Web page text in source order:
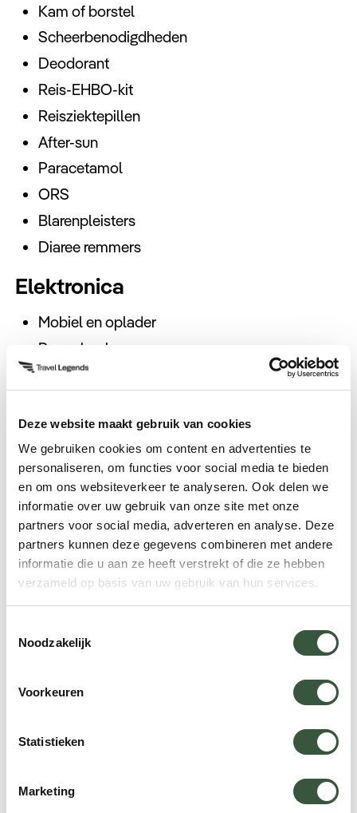
Deze website maakt gebruik van cookies
We gebruiken cookies om content en advertenties te
personaliseren, om functies voor social media te bieden
en om ons websiteverkeer te analyseren. Ook delen we
informatie over uw gebruik van onze site met onze
partners voor social media, adverteren en analyse. Deze
partners kunnen deze gegevens combineren met andere
informatie die u aan ze heeft verstrekt of die ze hebben
verzameld op basis van uw gebruik van hun services.
Noodzakelijk
Voorkeuren
Statistieken
Marketing
Kam of borstel
Scheerbenodigdheden
Deodorant
Reis-EHBO-kit
Reisziektepillen
After-sun
Paracetamol
ORS
Blarenpleisters
Diaree remmers
Elektronica
Mobiel en oplader
Powerbank
Reisstekker Type A
E-reader of tablet
Oordopjes of koptelefoon
Kleine kinderen
Baby- of peutervoeding en snacks
Luiers en vochtige doekjes
Kinderwagen of draagzak
Flessen en flessterilisator
Zonnehoedje en kindvriendelijke zonnebrand
Reisspeelgoed
medicijnen)